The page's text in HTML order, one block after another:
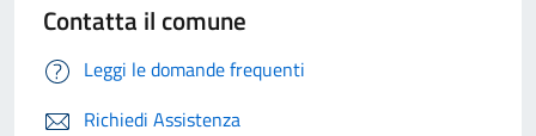
Contatta il comune
Leggi le domande frequenti
Richiedi Assistenza